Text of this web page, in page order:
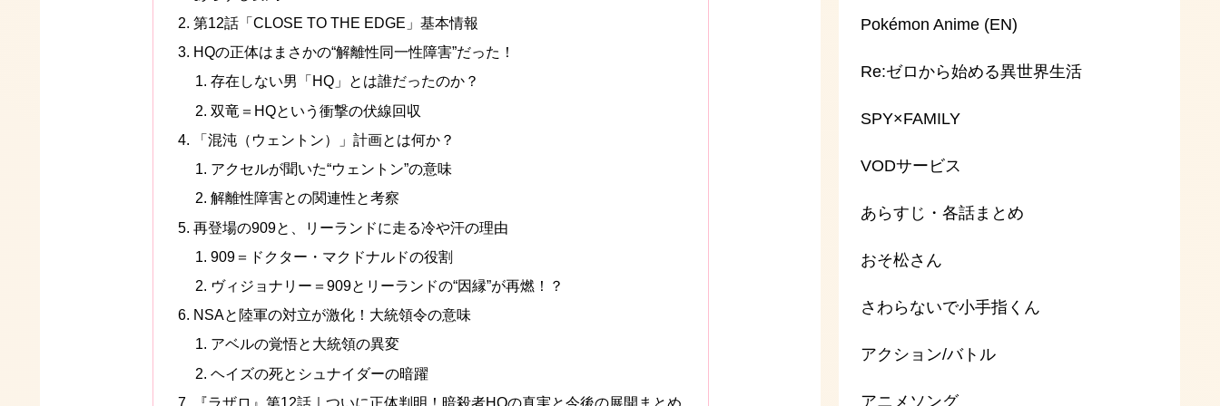
第12話「CLOSE TO THE EDGE」基本情報
HQの正体はまさかの“解離性同一性障害”だった！
存在しない男「HQ」とは誰だったのか？
双竜＝HQという衝撃の伏線回収
「混沌（ウェントン）」計画とは何か？
アクセルが聞いた“ウェントン”の意味
解離性障害との関連性と考察
再登場の909と、リーランドに走る冷や汗の理由
909＝ドクター・マクドナルドの役割
ヴィジョナリー＝909とリーランドの“因縁”が再燃！？
NSAと陸軍の対立が激化！大統領令の意味
アベルの覚悟と大統領の異変
ヘイズの死とシュナイダーの暗躍
『ラザロ』第12話｜ついに正体判明！暗殺者HQの真実と今後の展開まとめ
Pokémon Anime (EN)
Re:ゼロから始める異世界生活
SPY×FAMILY
VODサービス
あらすじ・各話まとめ
おそ松さん
さわらないで小手指くん
アクション/バトル
アニメソング